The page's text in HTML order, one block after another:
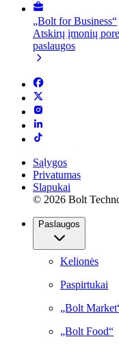
„Bolt for Business“
Atskirų įmonių
paslaugos
Sąlygos
Privatumas
Slapukai
© 2026 Bolt
Paslaugos
Kelionės
Paspirtukai
„Bolt
„Bolt Food“